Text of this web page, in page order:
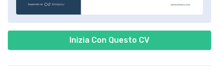
Inizia Con Questo CV